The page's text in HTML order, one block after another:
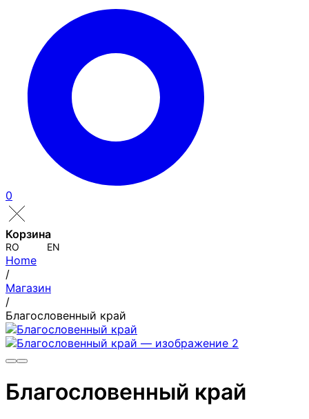
0
Корзина
RO EN
Home
/
Магазин
/
Благословенный край
Благословенный край